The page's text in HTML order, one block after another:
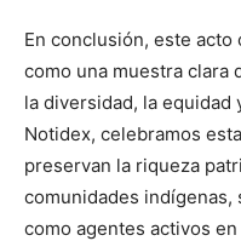
En conclusión, este
como una muestra clara
la diversidad, la equidad
Notidex, celebramos
preservan la riqueza
comunidades indígenas,
como agentes activos